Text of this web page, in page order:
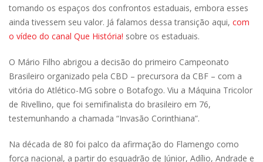
tomando os espaços dos confrontos estaduais, embora esses
ainda tivessem seu valor. Já falamos dessa transição aqui, com
o vídeo do canal Que História! sobre os estaduais.
O Mário Filho abrigou a decisão do primeiro Campeonato
Brasileiro organizado pela CBD – precursora da CBF – com a
vitória do Atlético-MG sobre o Botafogo. Viu a Máquina Tricolor
de Rivellino, que foi semifinalista do brasileiro em 76,
testemunhando a chamada “Invasão Corinthiana”.
Na década de 80 foi palco da afirmação do Flamengo como
força nacional, a partir do esquadrão de Júnior, Adílio, Andrade e